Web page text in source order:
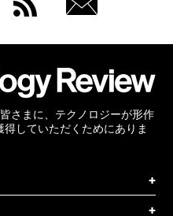
皆さまに、テクノロジーが形作
していただくためにありま
+
+